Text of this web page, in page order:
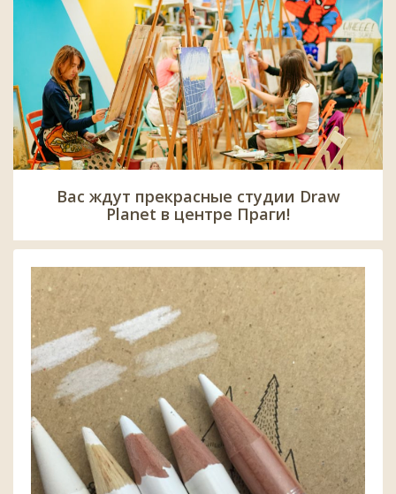
Вас ждут прекрасные студии Draw
Planet в центре Праги!